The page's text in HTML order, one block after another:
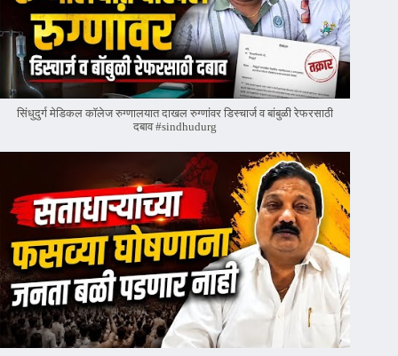
सिंधुदुर्ग मेडिकल कॉलेज रुग्णालयात दाखल रुग्णांवर डिस्चार्ज व बांबुळी रेफरसाठी
दबाव #sindhudurg